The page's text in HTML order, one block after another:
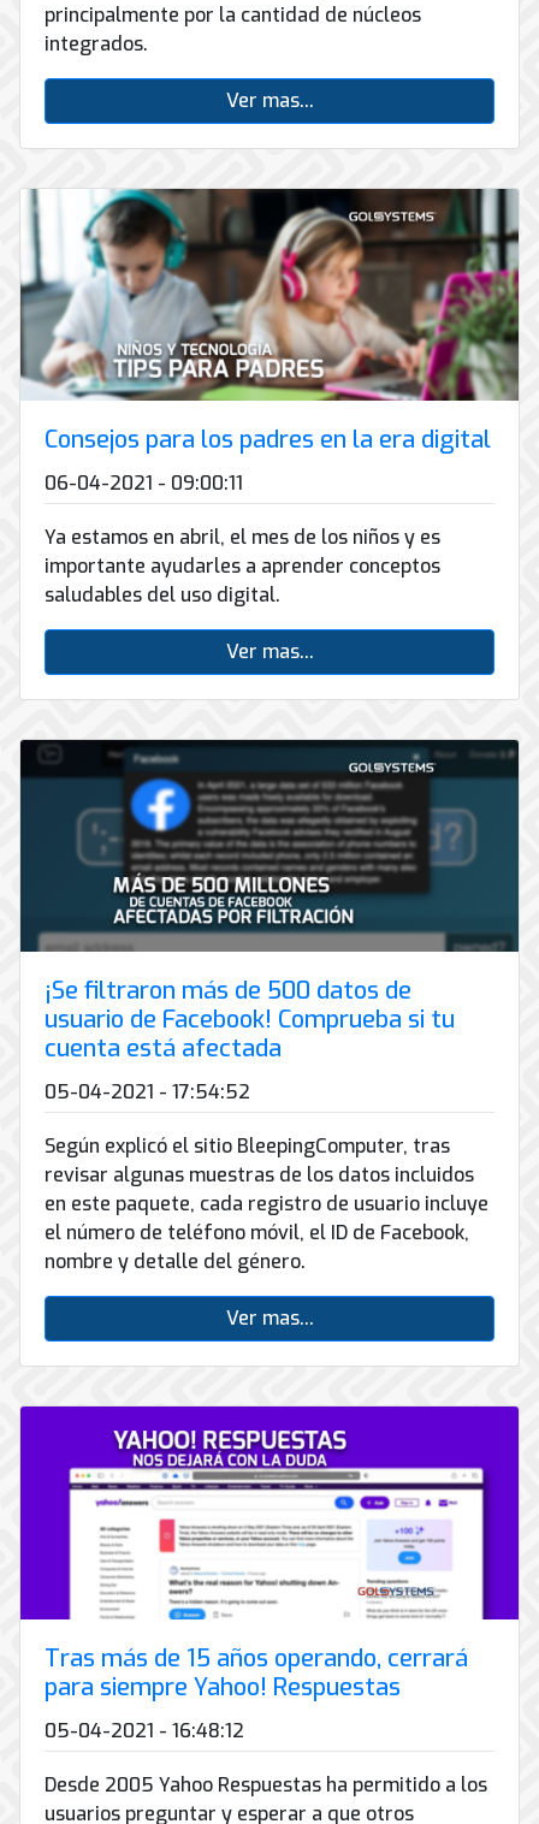
principalmente por la cantidad de núcleos
integrados.
Ver mas...
Consejos para los padres en la era digital
06-04-2021 - 09:00:11
Ya estamos en abril, el mes de los niños y es
importante ayudarles a aprender conceptos
saludables del uso digital.
Ver mas...
¡Se filtraron más de 500 datos de
usuario de Facebook! Comprueba si tu
cuenta está afectada
05-04-2021 - 17:54:52
Según explicó el sitio BleepingComputer, tras
revisar algunas muestras de los datos incluidos
en este paquete, cada registro de usuario incluye
el número de teléfono móvil, el ID de Facebook,
nombre y detalle del género.
Ver mas...
Tras más de 15 años operando, cerrará
para siempre Yahoo! Respuestas
05-04-2021 - 16:48:12
Desde 2005 Yahoo Respuestas ha permitido a los
usuarios preguntar y esperar a que otros